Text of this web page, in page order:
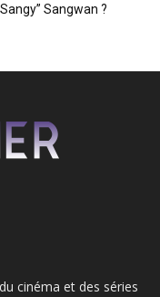
Sangwan ?
cinéma et des séries